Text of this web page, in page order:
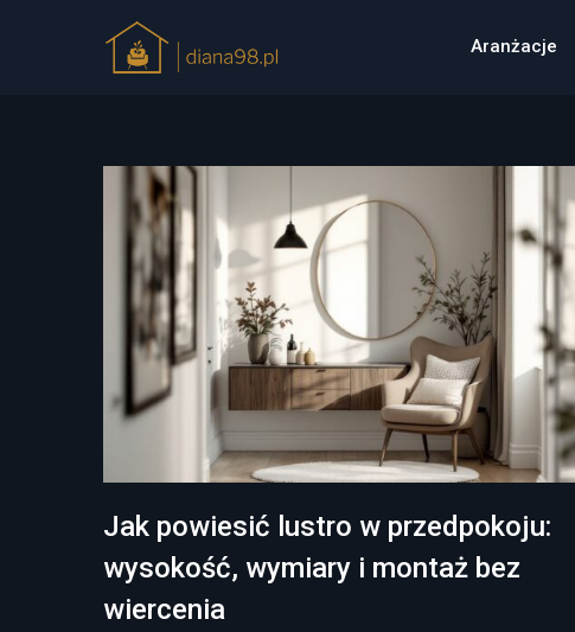
Aranżacje
Jak powiesić lustro w przedpokoju:
wysokość, wymiary i montaż bez
wiercenia